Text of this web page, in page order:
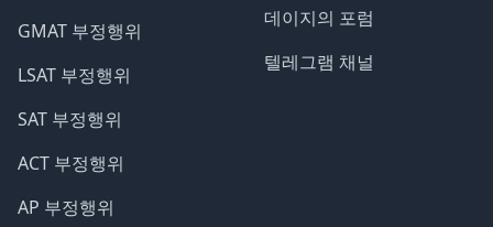
GMAT 부정행위
LSAT 부정행위
SAT 부정행위
ACT 부정행위
AP 부정행위
데이지의 포럼
텔레그램 채널